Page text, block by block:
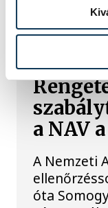
KÖZÉRDEKŰ
a NAV
A Nemzeti
óta